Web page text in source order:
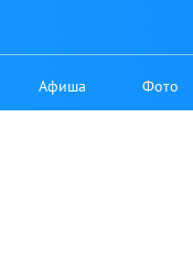
Афиша Фото